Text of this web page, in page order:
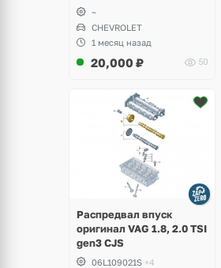
~
CHEVROLET
1 месяц назад
20,000 ₽ 50
Распредвал впуск
оригинал VAG 1.8, 2.0 TSI
gen3 CJS
06L109021S +4
2 фото